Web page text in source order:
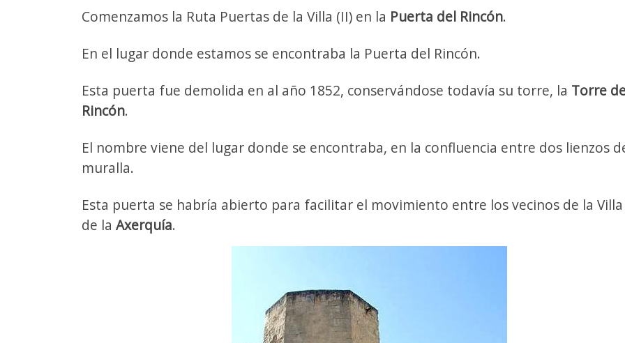
Comenzamos la Ruta Puertas de la Villa (II) en la Puerta del Rincón.
En el lugar donde estamos se encontraba la Puerta del Rincón.
Esta puerta fue demolida en al año 1852, conservándose todavía su torre, la Torre
Rincón.
El nombre viene del lugar donde se encontraba, en la confluencia entre dos lienzos
muralla.
Esta puerta se habría abierto para facilitar el movimiento entre los vecinos de la
de la Axerquía.